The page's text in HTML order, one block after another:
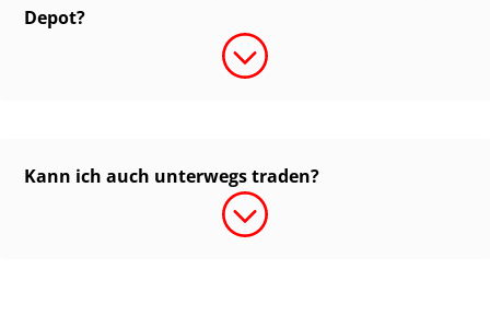
Depot?
Kann ich auch unterwegs traden?